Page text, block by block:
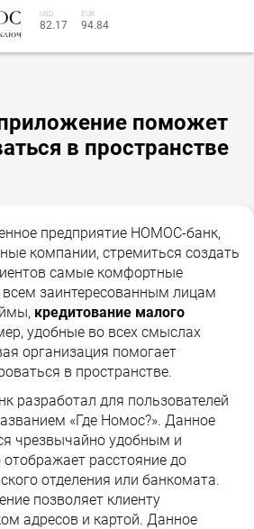
USD
82.17
EUR
94.84
поможет
в пространстве
предприятие НОМОС-банк,
компании, стремиться создать
самые комфортные
заинтересованным лицам
кредитование малого
удобные во всех смыслах
организация помогает
в пространстве.
разработал для пользователей
«Где Номос?». Данное
чрезвычайно удобным и
расстояние до
отделения или банкомата.
позволяет клиенту
адресов и картой. Данное